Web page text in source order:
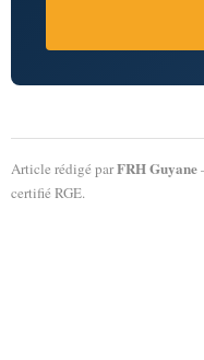
Article rédigé parFRH Guyane
certifié RGE.